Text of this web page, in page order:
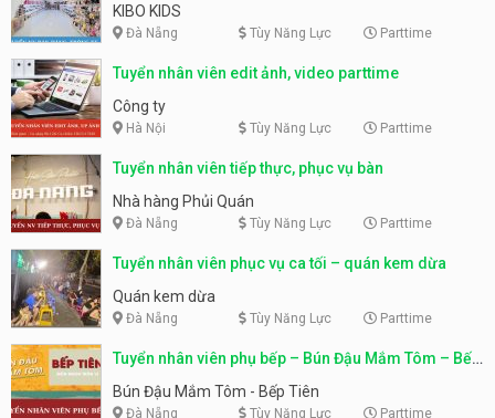
KIBO KIDS
Đà Nẵng Tùy Năng Lực Parttime
Tuyển nhân viên edit ảnh, video parttime
Công ty
Hà Nội Tùy Năng Lực Parttime
Tuyển nhân viên tiếp thực, phục vụ bàn
Nhà hàng Phủi Quán
Đà Nẵng Tùy Năng Lực Parttime
Tuyển nhân viên phục vụ ca tối – quán kem dừa
Quán kem dừa
Đà Nẵng Tùy Năng Lực Parttime
Tuyển nhân viên phụ bếp – Bún Đậu Mắm Tôm – Bếp
Tiên
Bún Đậu Mắm Tôm - Bếp Tiên
Đà Nẵng Tùy Năng Lực Parttime